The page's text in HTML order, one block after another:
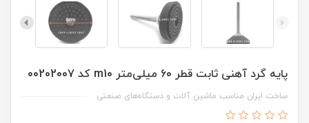
پایه گرد آهنی ثابت قطر 60 میلی‌متر m10 کد 00202007
ساخت ایران مناسب ماشین آلات و دستگاه‌های صنعتی